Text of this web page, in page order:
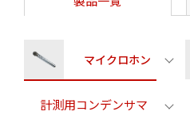
マイクロホン
計測用コンデンサマ